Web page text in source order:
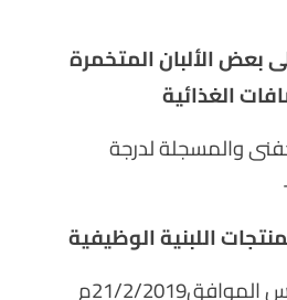
بعض الألبان المتخمرة
الغذائية
والمسجلة لدرجة
اللبنية الوظيفية
2/2019م